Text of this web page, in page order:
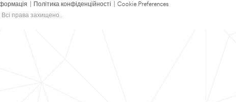
Політика конфіденційності
Cookie Preferences
права захищено..